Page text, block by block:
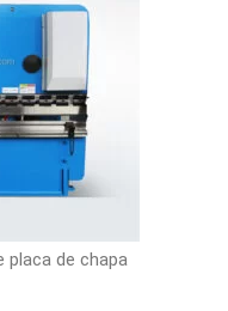
placa de chapa